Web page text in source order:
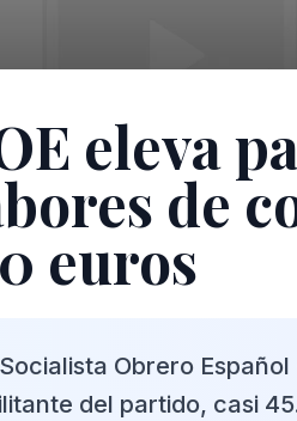
eleva
de
euros
Obrero
del partido, casi